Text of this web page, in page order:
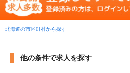
北海道の市区町村から探す
他の条件で求人を探す